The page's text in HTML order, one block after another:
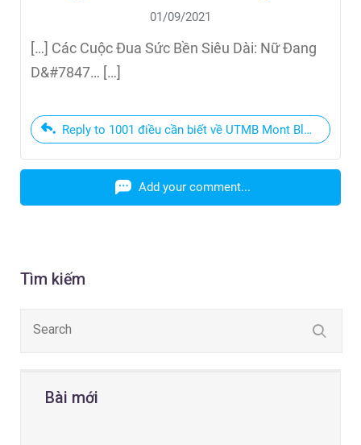
Tìm kiếm
Bài mới
01/09/2021
[…] Các Cuộc Đua Sức Bền Siêu Dài: Nữ Đang
D&#7847… […]
Reply to 1001 điều cần biết về UTMB Mont Blanc -
Add your comment...